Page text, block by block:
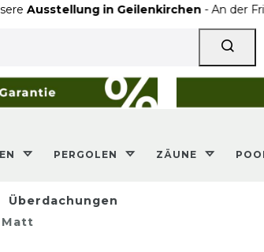
in Geilenkirchen- An der
PERGOLEN ZÄUNE
Überdachungen
Matt